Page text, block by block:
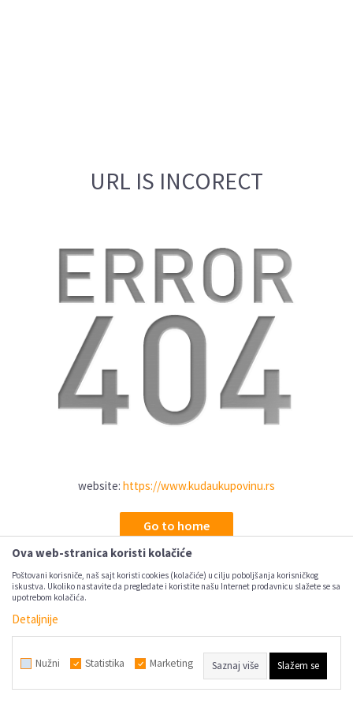
URL IS INCORECT
website: https://www.kudaukupovinu.rs
Go to home
Ova web-stranica koristi kolačiće
Poštovani korisniče, naš sajt koristi cookies (kolačiće) u cilju poboljšanja korisničkog
iskustva. Ukoliko nastavite da pregledate i koristite našu Internet prodavnicu slažete se sa
upotrebom kolačića.
Detaljnije
Nužni Statistika Marketing Saznaj više Slažem se